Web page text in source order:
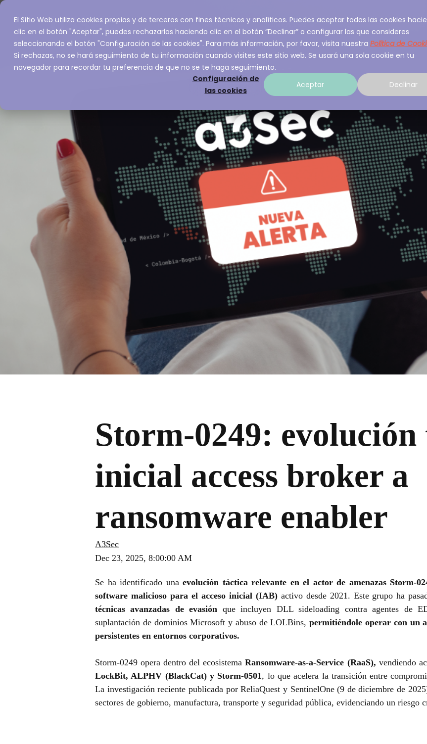
El Sitio Web utiliza cookies propias y de terceros con fines técnicos y analíticos. Puedes aceptar todas las cookies
clic en el botón "Aceptar", puedes rechazarlas haciendo clic en el botón “Declinar” o configurar las que consideres
seleccionando el botón "Configuración de las cookies". Para más información, por favor, visita nuestra Política de
Si rechazas, no se hará seguimiento de tu información cuando visites este sitio web. Se usará una sola cookie en tu
navegador para recordar tu preferencia de que no se te haga seguimiento.
Configuración de
las cookies
Aceptar Declinar
Inicio Servicios Sobre A3Sec Experiencia
Storm-0249: evolución
inicial access broker a
ransomware enabler
A3Sec
Dec 23, 2025, 8:00:00 AM
Se ha identificado unaevolución táctica relevante en el actor de amenazas Storm-
software malicioso para el acceso inicial (IAB) activo desde 2021. Este grupo ha
técnicas avanzadas de evasión que incluyen DLL sideloading contra agentes de
suplantación de dominios Microsoft y abuso de LOLBins,permitiéndole operar con un
persistentes en entornos corporativos.
Storm-0249 opera dentro del ecosistemaRansomware-as-a-Service (RaaS), vendiendo
LockBit, ALPHV (BlackCat) y Storm-0501, lo que acelera la transición entre
La investigación reciente publicada por ReliaQuest y SentinelOne (9 de diciembre de
sectores de gobierno, manufactura, transporte y seguridad pública, evidenciando un riesgo